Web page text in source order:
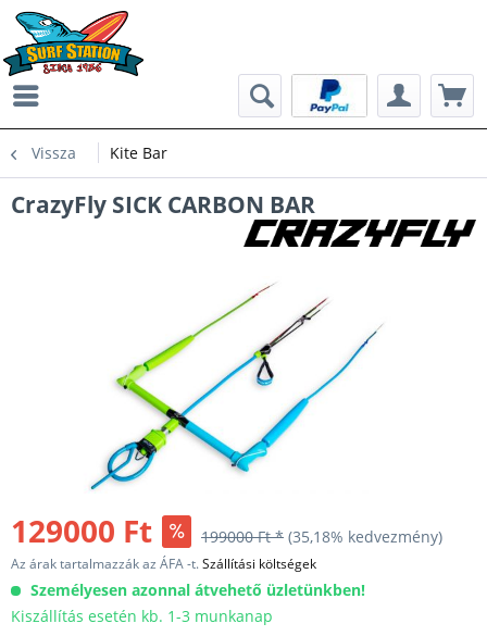
Vissza Kite Bar
CrazyFly SICK CARBON BAR
129000 Ft 199000 Ft * (35,18% kedvezmény)
Az árak tartalmazzák az ÁFA -t.Szállítási költségek
Személyesen azonnal átvehető üzletünkben!
Kiszállítás esetén kb. 1-3 munkanap